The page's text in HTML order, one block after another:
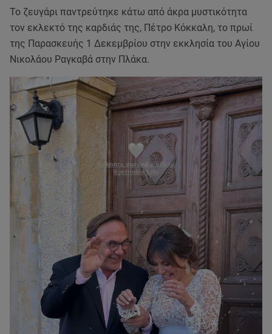
Το ζευγάρι παντρεύτηκε κάτω από άκρα μυστικότητα
τον εκλεκτό της καρδιάς της, Πέτρο Κόκκαλη, το πρωί
της Παρασκευής 1 Δεκεμβρίου στην εκκλησία του Αγίου
Νικολάου Ραγκαβά στην Πλάκα.